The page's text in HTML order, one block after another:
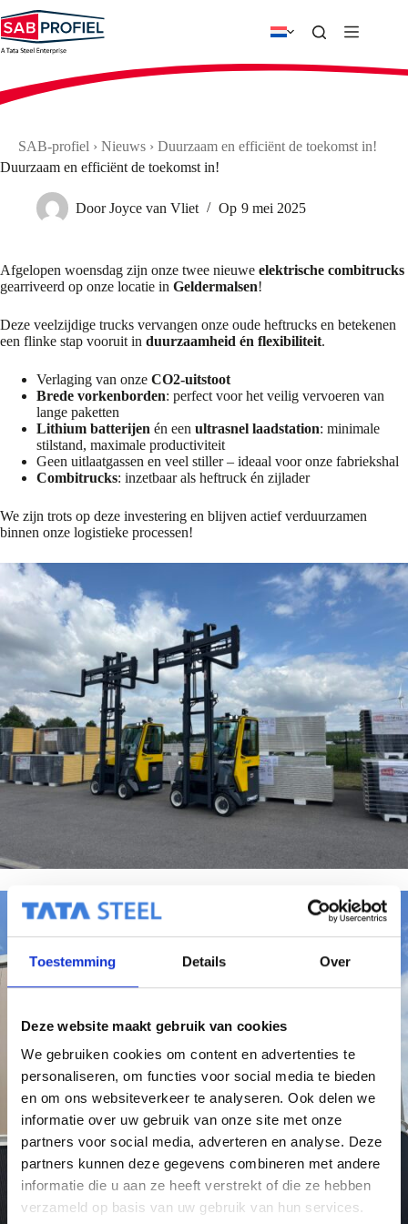
Toestemming Details Over
Deze website maakt gebruik van cookies
We gebruiken cookies om content en advertenties te
personaliseren, om functies voor social media te bieden
en om ons websiteverkeer te analyseren. Ook delen we
informatie over uw gebruik van onze site met onze
partners voor social media, adverteren en analyse. Deze
partners kunnen deze gegevens combineren met andere
informatie die u aan ze heeft verstrekt of die ze hebben
verzameld op basis van uw gebruik van hun services.
naar
de
inhoud
SAB-profiel › Nieuws › Duurzaam en efficiënt de toekomst in!
Duurzaam en efficiënt de toekomst in!
Door Joyce van Vliet Op 9 mei 2025
Afgelopen woensdag zijn onze twee nieuwe elektrische combitrucks
gearriveerd op onze locatie in Geldermalsen!
Deze veelzijdige trucks vervangen onze oude heftrucks en betekenen
een flinke stap vooruit in duurzaamheid én flexibiliteit.
Verlaging van onze CO2-uitstoot
Brede vorkenborden: perfect voor het veilig vervoeren van
lange paketten
Lithium batterijen én een ultrasnel laadstation: minimale
stilstand, maximale productiviteit
Geen uitlaatgassen en veel stiller – ideaal voor onze fabriekshal
Combitrucks: inzetbaar als heftruck én zijlader
We zijn trots op deze investering en blijven actief verduurzamen
binnen onze logistieke processen!